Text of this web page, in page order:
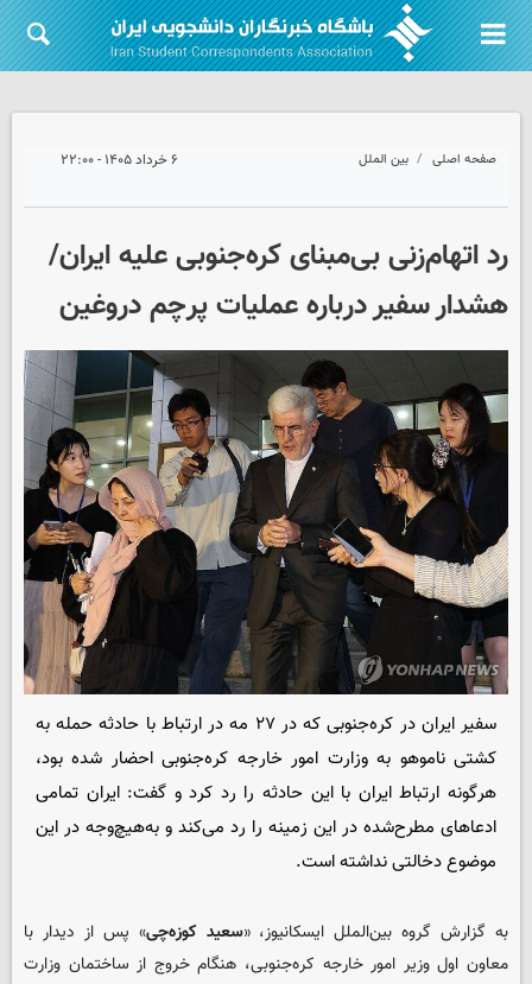
صفحه اصلی بین الملل ۶ خرداد ۱۴۰۵ - ۲۲:۰۰
رد اتهام‌زنی بی‌مبنای کره‌جنوبی علیه ایران/
هشدار سفیر درباره عملیات پرچم دروغین
سفیر ایران در کره‌جنوبی که در ۲۷ مه در ارتباط با حادثه حمله به
کشتی ناموهو به وزارت امور خارجه کره‌جنوبی احضار شده بود،
هرگونه ارتباط ایران با این حادثه را رد کرد و گفت: ایران تمامی
ادعاهای مطرح‌شده در این زمینه را رد می‌کند و به‌هیچ‌وجه در این
موضوع دخالتی نداشته است.
به گزارش گروه بین‌الملل ایسکانیوز، «سعید کوزه‌چی» پس از دیدار با
معاون اول وزیر امور خارجه کره‌جنوبی، هنگام خروج از ساختمان وزارت